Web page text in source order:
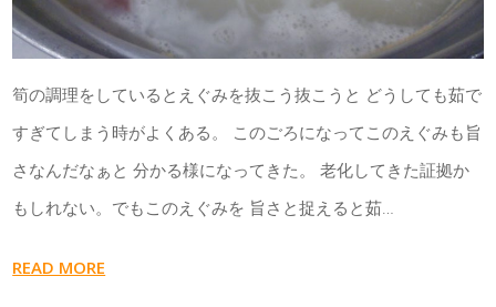
筍の調理をしているとえぐみを抜こう抜こうと どうしても茹で
すぎてしまう時がよくある。 このごろになってこのえぐみも旨
さなんだなぁと 分かる様になってきた。 老化してきた証拠か
もしれない。でもこのえぐみを 旨さと捉えると茹…
READ MORE